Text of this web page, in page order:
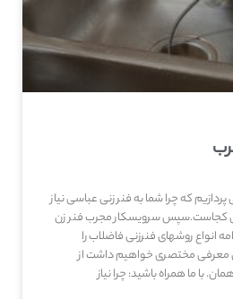
که چرا شما به فنر زنی عباسی نیاز
کجاست.سپس سرویسکار مجرب فنر زن
انواع روشهای فنرزنی فاضلاب را
مختصری خواهیم داشت از
با ما همراه باشید: چرا نیاز